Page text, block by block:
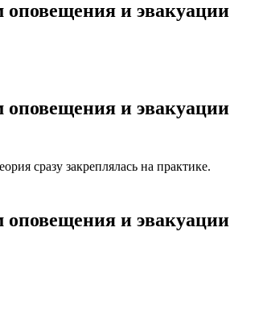
и эвакуации
и эвакуации
сразу закреплялась на практике.
и эвакуации